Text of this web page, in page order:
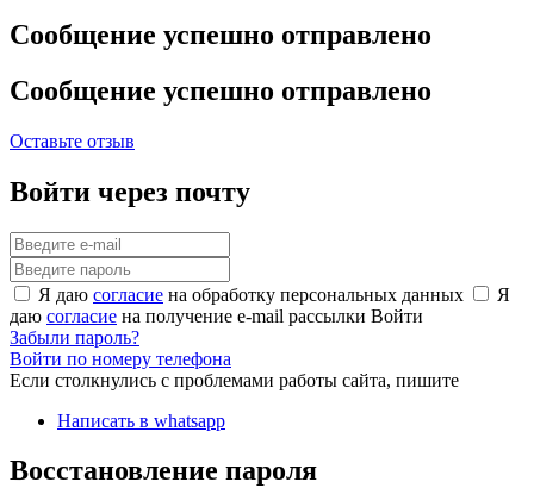
Сообщение успешно отправлено
Сообщение успешно отправлено
Оставьте отзыв
Войти через почту
Я даю согласие на обработку персональных данных
Я
даю согласие на получение e-mail рассылки Войти
Забыли пароль?
Войти по номеру телефона
Если столкнулись с проблемами работы сайта, пишите
Написать в whatsapp
Восстановление пароля